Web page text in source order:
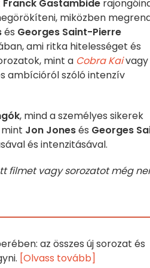
Franck Gastambide
miközben
és Georges Saint-Pierre
ami ritka hitelességet és
mint a Cobra Kaivagy
ambícióról szóló intenzív
, mind a személyes sikerek
Jon Jonesés Georges
és intenzitásával.
filmet vagy sorozatot még
az összes új sorozat és
[Olvass tovább]